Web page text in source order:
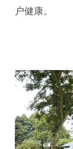
户健康。